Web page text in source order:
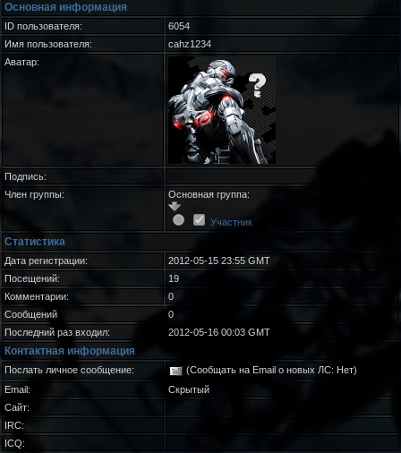
Основная информация
ID пользователя:
6054
Имя пользователя:
cahz1234
Аватар:
Подпись:
Член группы:
Основная группа:
Участник
Статистика
Дата регистрации:
2012-05-15 23:55 GMT
Посещений:
19
Комментарии:
0
Сообщений
0
Последний раз входил:
2012-05-16 00:03 GMT
Контактная информация
Послать личное сообщение:
(Сообщать на Email о новых ЛС: Нет)
Email:
Скрытый
Сайт:
IRC:
ICQ: